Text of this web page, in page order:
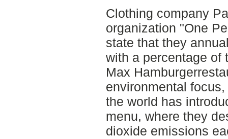
Clothing company
organization "One
state that they
with a percentage of
Max
environmental
the world has
menu, where they
dioxide emissions